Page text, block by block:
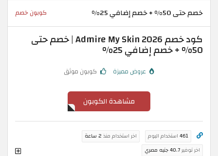
خصم حتى 50% + خصم إضافي 25% كوبون خصم
كود خصم Admire My Skin 2026 | خصم حتى
50% + خصم إضافي 25%
عروض مميزة كوبون موثق
مشاهدة الكوبون
461 استخدام اليوم اخر استخدام منذ 2 ساعة
اخر توفير40.7 جنيه مصري